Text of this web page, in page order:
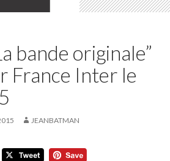
bande originale”
France Inter le
JEANBATMAN